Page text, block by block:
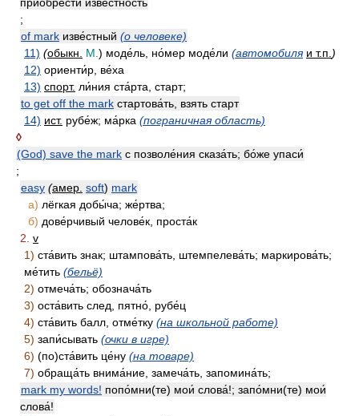
;
of mark изве́стный (о человеке)
11) (обыкн. M. ) моде́ль, но́мер моде́ли (автомобиля и т.п. )
12) ориенти́р, ве́ха
13) спорт. ли́ния ста́рта, старт;
to get off the mark стартова́ть, взять старт
14) ист. рубе́ж; ма́рка (пограничная область)
◊
(God) save the mark с позволе́ния сказа́ть; бо́же упаси́
;
easy (амер. soft) mark
а) лёгкая добы́ча; же́ртва;
б) дове́рчивый челове́к, проста́к
2. v
1) ста́вить знак; штампова́ть, штемпелева́ть; маркирова́ть;
ме́тить (бельё)
2) отмеча́ть; обознача́ть
3) оста́вить след, пятно́, рубе́ц
4) ста́вить балл, отме́тку (на школьной работе)
5) запи́сывать (очки в игре)
6) (по)ста́вить це́ну (на товаре)
7) обраща́ть внима́ние, замеча́ть, запомина́ть;
mark my words! попо́мни(те) мои́ слова́!; запо́мни(те) мои́
слова́!